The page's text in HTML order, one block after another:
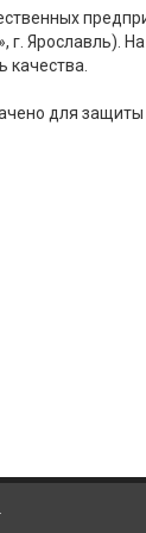
г. Ярославль).
качества.
для